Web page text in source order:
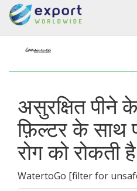
असुरक्षित पीने
फ़िल्टर के साथ
रोग को रोकती है
WatertoGo [filter for